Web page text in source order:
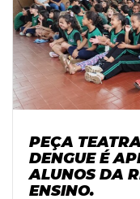
PEÇA
DENGUE É
ALUNOS DA
ENSINO.